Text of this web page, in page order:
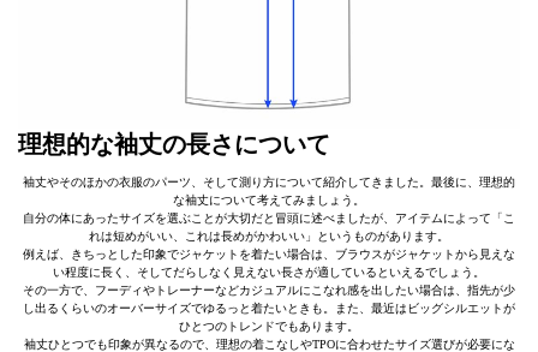
理想的な袖丈の長さについて
袖丈やそのほかの衣服のパーツ、そして測り方について紹介してきました。最後に、理想的
な袖丈について考えてみましょう。
自分の体にあったサイズを選ぶことが大切だと冒頭に述べましたが、アイテムによって「こ
れは短めがいい、これは長めがかわいい」というものがあります。
例えば、きちっとした印象でジャケットを着たい場合は、ブラウスがジャケットから見えな
い程度に長く、そしてだらしなく見えない長さが適しているといえるでしょう。
その一方で、フーディやトレーナーなどカジュアルにこなれ感を出したい場合は、指先が少
し出るくらいのオーバーサイズでゆるっと着たいときも。また、最近はビッグシルエットが
ひとつのトレンドでもあります。
袖丈ひとつでも印象が異なるので、理想の着こなしやTPOに合わせたサイズ選びが必要にな